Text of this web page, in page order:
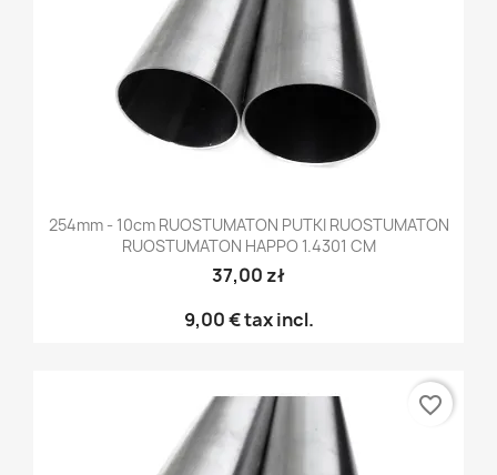
254mm - 10cm RUOSTUMATON PUTKI RUOSTUMATON
RUOSTUMATON HAPPO 1.4301 CM
37,00 zł
9,00 €tax incl.
favorite_border